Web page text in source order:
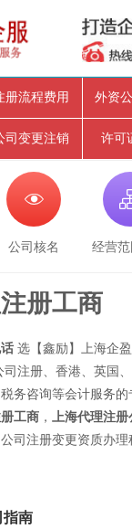
册流程费用 外资
司变更注销 许可

公司核名 经营
册工商
选【鑫励】上海企
注册、香港、英国
务咨询等会计服务的
工商， 上海代理注
司注册变更资质办
指南